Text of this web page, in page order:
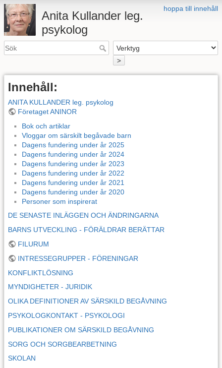
hoppa till innehåll
Anita Kullander leg.
psykolog
>
Innehåll:
ANITA KULLANDER leg. psykolog
Företaget ANINOR
Bok och artiklar
Vloggar om särskilt begåvade barn
Dagens fundering under år 2025
Dagens fundering under år 2024
Dagens fundering under år 2023
Dagens fundering under år 2022
Dagens fundering under år 2021
Dagens fundering under år 2020
Personer som inspirerat
DE SENASTE INLÄGGEN OCH ÄNDRINGARNA
BARNS UTVECKLING - FÖRÄLDRAR BERÄTTAR
FILURUM
INTRESSEGRUPPER - FÖRENINGAR
KONFLIKTLÖSNING
MYNDIGHETER - JURIDIK
OLIKA DEFINITIONER AV SÄRSKILD BEGÅVNING
PSYKOLOGKONTAKT - PSYKOLOGI
PUBLIKATIONER OM SÄRSKILD BEGÅVNING
SORG OCH SORGBEARBETNING
SKOLAN